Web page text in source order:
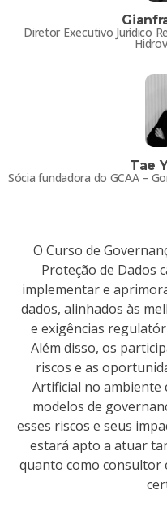
Diretor Executivo Jurídico
Tae
Sócia fundadora do GCAA –
O Curso de
Proteção de Dados
implementar e
dados, alinhados às
e exigências
Além disso, os
riscos e as
Artificial no ambiente
modelos de
esses riscos e seus
estará apto a atuar
quanto como consultor